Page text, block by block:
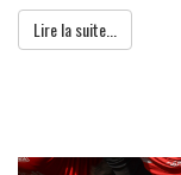
Lire la suite...